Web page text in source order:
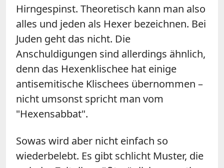
Hirngespinst. Theoretisch kann man also
alles und jeden als Hexer bezeichnen. Bei
Juden geht das nicht. Die
Anschuldigungen sind allerdings ähnlich,
denn das Hexenklischee hat einige
antisemitische Klischees übernommen –
nicht umsonst spricht man vom
"Hexensabbat".
Sowas wird aber nicht einfach so
wiederbelebt. Es gibt schlicht Muster, die